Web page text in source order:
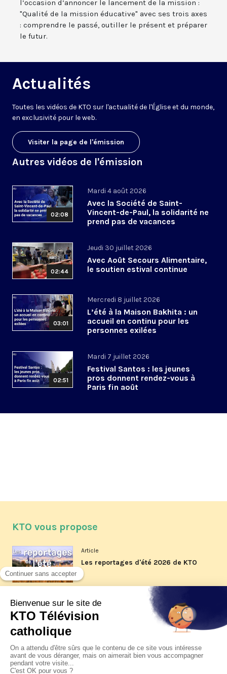
l’occasion d’annoncer le lancement de la mission :
"Qualité de la mission éducative" avec ses trois axes
: comprendre le passé, outiller le présent et préparer
le futur.
Actualités
Toutes les vidéos de KTO sur l'actualité de l'Église et du monde,
en exclusivité pour le web.
Visiter la page de l'émission
Autres vidéos de l'émission
02:08
Mardi 4 août 2026
Avec la Société de Saint-
Vincent-de-Paul, la solidarité ne
prend pas de vacances
02:44
Jeudi 30 juillet 2026
Avec Août Secours Alimentaire,
le soutien estival continue
03:01
Mercredi 8 juillet 2026
L’été à la Maison Bakhita : un
accueil en continu pour les
personnes exilées
02:51
Mardi 7 juillet 2026
Festival Santos : les jeunes
pros donnent rendez-vous à
Paris fin août
KTO vous propose
Article
Les reportages d'été 2026 de KTO
La visite pastorale du pape Léon
XIV à Assise à suivre sur KTO le
Article
Le pape en Uruguay, Argentine et